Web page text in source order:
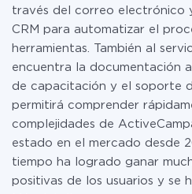
través del correo electrónico
CRM para automatizar el
herramientas. También al
encuentra la documentación
de capacitación y el soporte
permitirá comprender
complejidades de
estado en el mercado desde
tiempo ha logrado ganar
positivas de los usuarios y se